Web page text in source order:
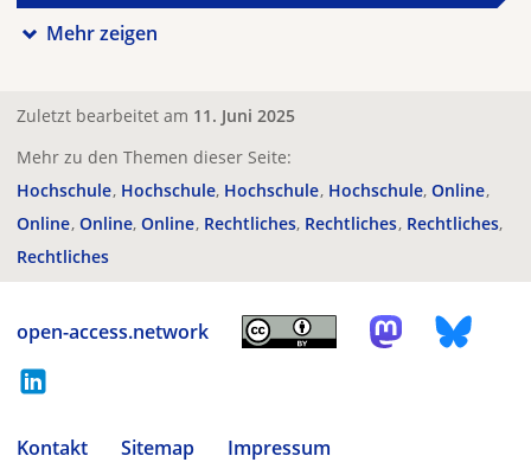
Mehr zeigen
Zuletzt bearbeitet am 11. Juni 2025
Mehr zu den Themen dieser Seite:
Hochschule Hochschule Hochschule Hochschule Online
Online Online Online Rechtliches Rechtliches Rechtliches
Rechtliches
open-access.network
Kontakt Sitemap
Impressum